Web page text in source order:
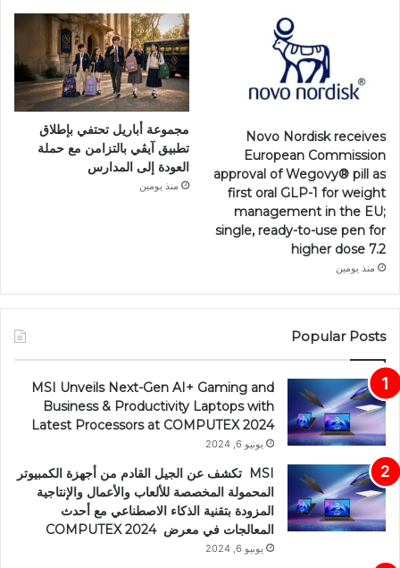
Novo Nordisk receives
European Commission
approval of Wegovy®️ pill as
first oral GLP-1 for weight
management in the EU;
single, ready-to-use pen for
higher dose 7.2
منذ يومين
مجموعة أباريل تحتفي بإطلاق
تطبيق آيڤي بالتزامن مع حملة
العودة إلى المدارس
منذ يومين
Popular Posts
MSI Unveils Next-Gen AI+ Gaming and
Business & Productivity Laptops with
Latest Processors at COMPUTEX 2024
يونيو 6, 2024
MSI تكشف عن الجيل القادم من أجهزة الكمبيوتر
المحمولة المخصصة للألعاب والأعمال والإنتاجية
المزودة بتقنية الذكاء الاصطناعي مع أحدث
المعالجات في معرض COMPUTEX 2024
يونيو 6, 2024